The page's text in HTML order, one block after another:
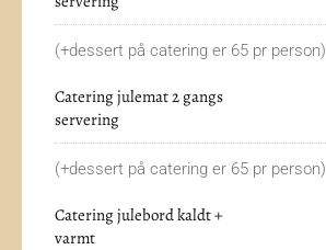
(+dessert på catering er 65 pr person)
Catering julemat 2 gangs
servering
(+dessert på catering er 65 pr person)
Catering julebord kaldt +
varmt